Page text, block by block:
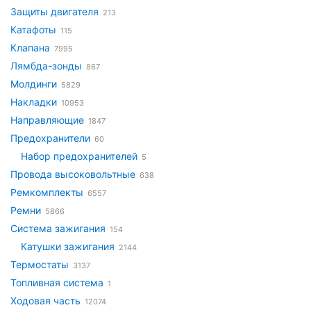
Защиты двигателя 213
Катафоты 115
Клапана 7995
Лямбда-зонды 867
Молдинги 5829
Накладки 10953
Направляющие 1847
Предохранители 60
Набор предохранителей 5
Провода высоковольтные 638
Ремкомплекты 6557
Ремни 5866
Система зажигания 154
Катушки зажигания 2144
Термостаты 3137
Топливная система 1
Ходовая часть 12074